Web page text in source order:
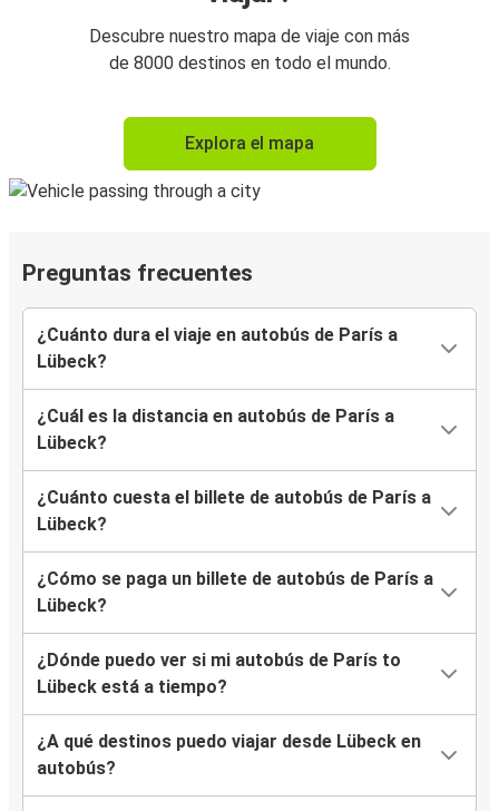
Descubre nuestro mapa de viaje con más
de 8000 destinos en todo el mundo.
Explora el mapa
Preguntas frecuentes
¿Cuánto dura el viaje en autobús de París a
Lübeck?
¿Cuál es la distancia en autobús de París a
Lübeck?
¿Cuánto cuesta el billete de autobús de París a
Lübeck?
¿Cómo se paga un billete de autobús de París a
Lübeck?
¿Dónde puedo ver si mi autobús de París to
Lübeck está a tiempo?
¿A qué destinos puedo viajar desde Lübeck en
autobús?